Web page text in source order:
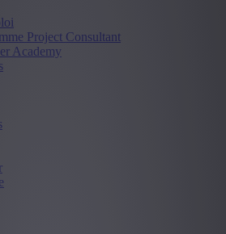
Project Consultant
Academy